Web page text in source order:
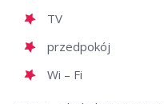
TV
przedpokój
Wi – Fi